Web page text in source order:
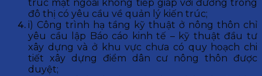
trúc mặt ngoài không tiếp giáp với đường trong
đô thị có yêu cầu về quản lý kiến trúc;
i) Công trình hạ tầng kỹ thuật ở nông thôn chỉ
yêu cầu lập Báo cáo kinh tế – kỹ thuật đầu tư
xây dựng và ở khu vực chưa có quy hoạch chi
tiết xây dựng điểm dân cư nông thôn được
duyệt;